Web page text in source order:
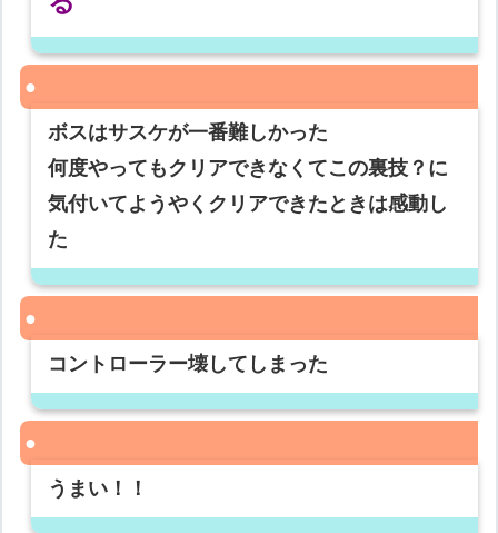
ボスはサスケが一番難しかった
何度やってもクリアできなくてこの裏技？に
気付いてようやくクリアできたときは感動し
た
コントローラー壊してしまった
うまい！！